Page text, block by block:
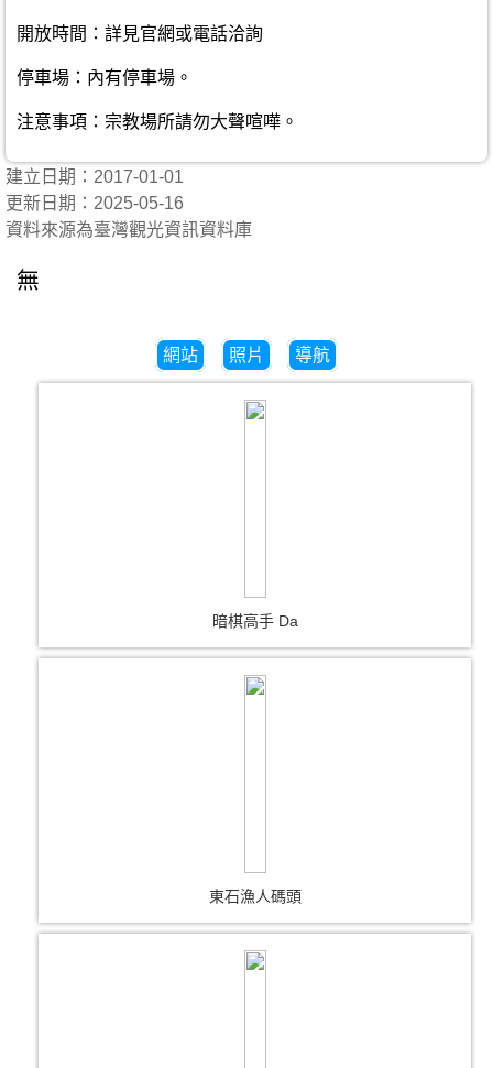
開放時間：詳見官網或電話洽詢
停車場：內有停車場。
注意事項：宗教場所請勿大聲喧嘩。
建立日期：2017-01-01
更新日期：2025-05-16
資料來源為臺灣觀光資訊資料庫
無
網站 照片 導航
暗棋高手 Da
東石漁人碼頭